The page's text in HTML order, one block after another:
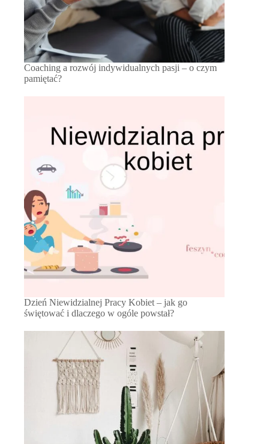
Coaching a rozwój indywidualnych pasji – o czym
pamiętać?
Dzień Niewidzialnej Pracy Kobiet – jak go
świętować i dlaczego w ogóle powstał?